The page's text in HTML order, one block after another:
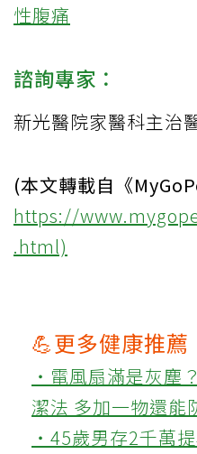
性腹痛
諮詢專家：
新光醫院家醫科主治
(本文轉載自《
https://
.html)
💪更多健康推薦
‧電風扇滿是灰塵
潔法 多加一物還能
‧45歲男存2千萬